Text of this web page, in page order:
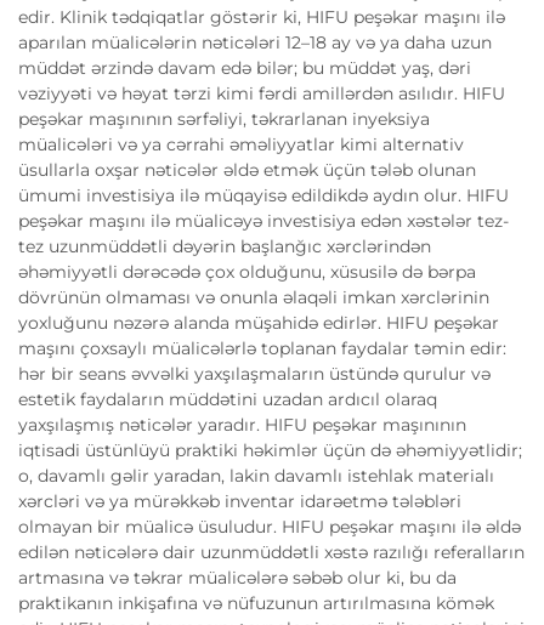
edir. Klinik tədqiqatlar göstərir ki, HIFU peşəkar maşını ilə
aparılan müalicələrin nəticələri 12–18 ay və ya daha uzun
müddət ərzində davam edə bilər; bu müddət yaş, dəri
vəziyyəti və həyat tərzi kimi fərdi amillərdən asılıdır. HIFU
peşəkar maşınının sərfəliyi, təkrarlanan inyeksiya
müalicələri və ya cərrahi əməliyyatlar kimi alternativ
üsullarla oxşar nəticələr əldə etmək üçün tələb olunan
ümumi investisiya ilə müqayisə edildikdə aydın olur. HIFU
peşəkar maşını ilə müalicəyə investisiya edən xəstələr tez-
tez uzunmüddətli dəyərin başlanğıc xərclərindən
əhəmiyyətli dərəcədə çox olduğunu, xüsusilə də bərpa
dövrünün olmaması və onunla əlaqəli imkan xərclərinin
yoxluğunu nəzərə alanda müşahidə edirlər. HIFU peşəkar
maşını çoxsaylı müalicələrlə toplanan faydalar təmin edir:
hər bir seans əvvəlki yaxşılaşmaların üstündə qurulur və
estetik faydaların müddətini uzadan ardıcıl olaraq
yaxşılaşmış nəticələr yaradır. HIFU peşəkar maşınının
iqtisadi üstünlüyü praktiki həkimlər üçün də əhəmiyyətlidir;
o, davamlı gəlir yaradan, lakin davamlı istehlak materialı
xərcləri və ya mürəkkəb inventar idarəetmə tələbləri
olmayan bir müalicə üsuludur. HIFU peşəkar maşını ilə əldə
edilən nəticələrə dair uzunmüddətli xəstə razılığı referalların
artmasına və təkrar müalicələrə səbəb olur ki, bu da
praktikanın inkişafına və nüfuzunun artırılmasına kömək